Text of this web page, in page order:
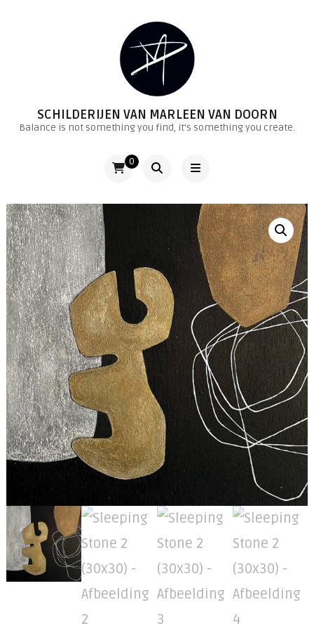
SCHILDERIJEN VAN MARLEEN VAN DOORN
Balance is not something you find, it's something you create.
0